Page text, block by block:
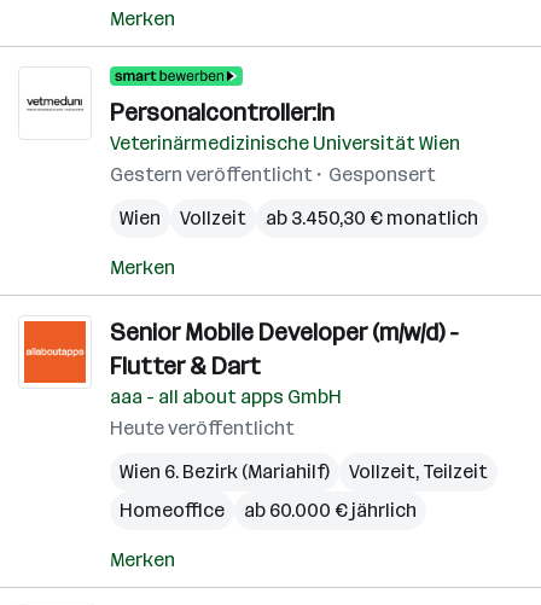
Merken
Personalcontroller:in
Veterinärmedizinische Universität Wien
Gestern veröffentlicht
Gesponsert
Wien
Vollzeit ab 3.450,30 € monatlich
Merken
Senior Mobile Developer (m/w/d) -
Flutter & Dart
aaa - all about apps GmbH
Heute veröffentlicht
Wien 6. Bezirk (Mariahilf)
Vollzeit, Teilzeit
Homeoffice
ab 60.000 € jährlich
Merken